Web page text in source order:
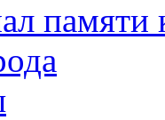
памяти